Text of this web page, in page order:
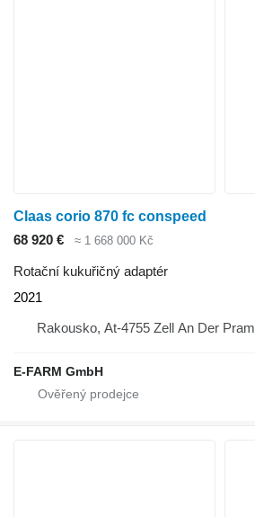
Claas corio 870 fc conspeed
68 920 €
≈ 1 668 000 Kč
Rotační kukuřičný adaptér
2021
Rakousko, At-4755 Zell An Der Pram
E-FARM GmbH